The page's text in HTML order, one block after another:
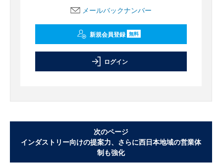
メールバックナンバー
新規会員登録 無料
ログイン
次のページ
インダストリー向けの提案力、さらに西日本地域の営業体
制も強化